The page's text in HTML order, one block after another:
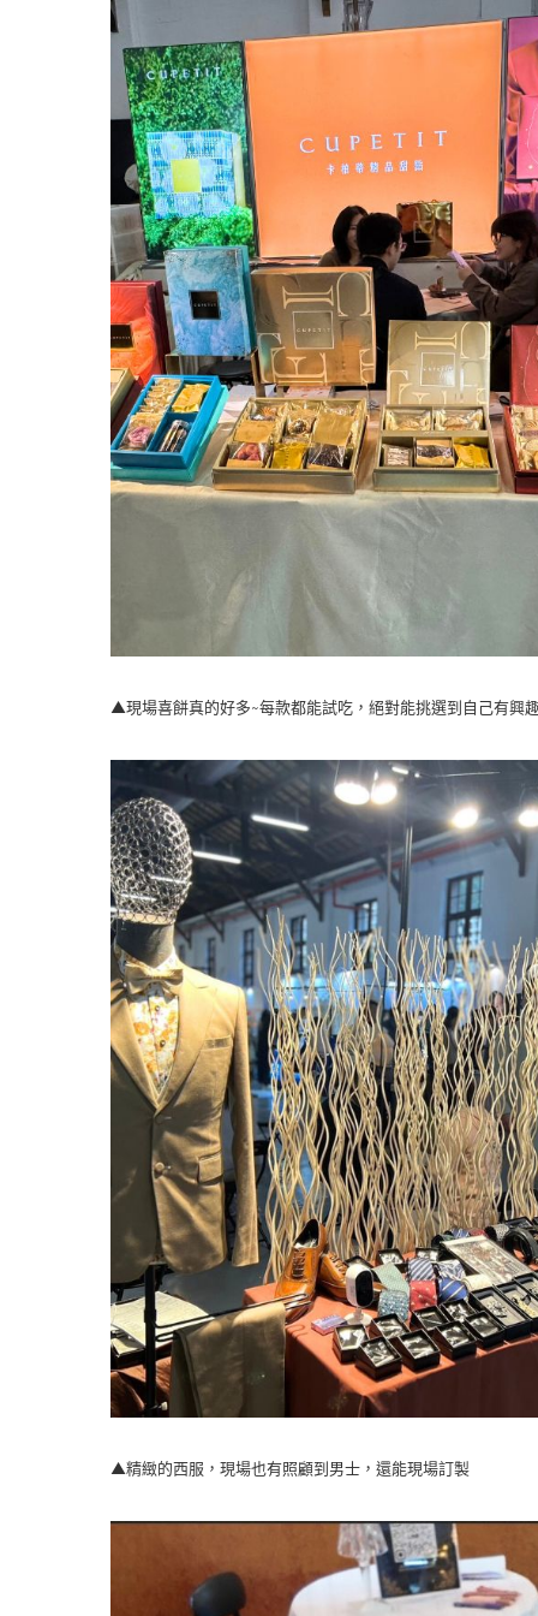
▲現場喜餅真的好多~每款都能試吃，絕對能挑選到自己有興
▲精緻的西服，現場也有照顧到男士，還能現場訂製